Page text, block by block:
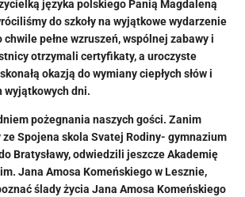
języka polskiego Panią Magdaleną
do szkoły na wyjątkowe wydarzenie
chwile pełne wzruszeń, wspólnej zabawy i
otrzymali certyfikaty, a uroczyste
okazją do wymiany ciepłych słów i
wyjątkowych dni.
pożegnania naszych gości. Zanim
Spojena skola Svatej Rodiny- gymnazium
Bratysławy, odwiedzili jeszcze Akademię
Jana Amosa Komeńskiego w Lesznie,
ślady życia Jana Amosa Komeńskiego